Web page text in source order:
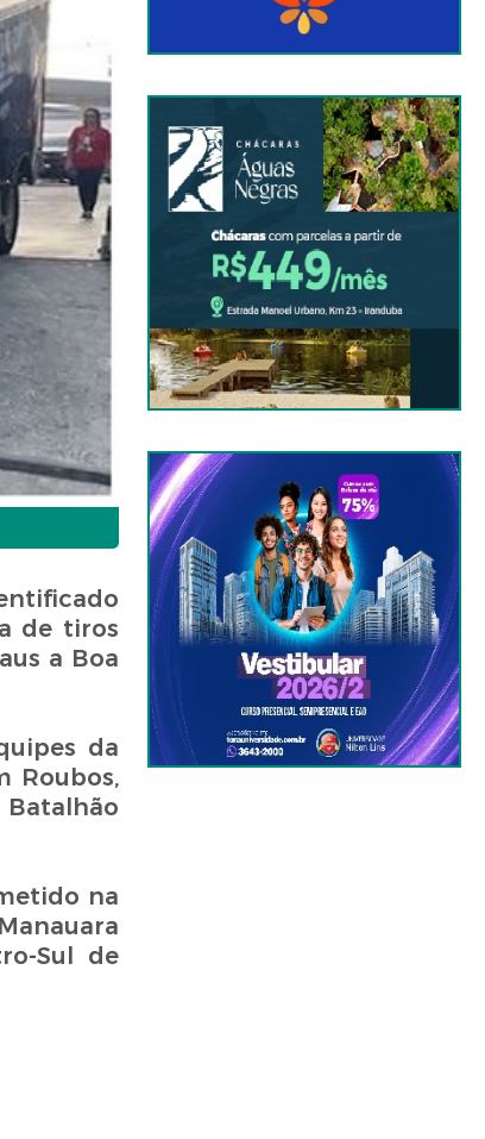
de tiros
a Boa
da
Roubos,
na
Sul de